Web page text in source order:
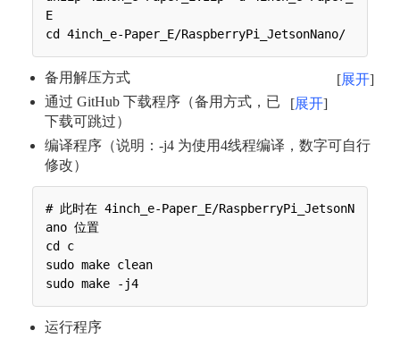
E
展开
备用解压方式
展开
通过 GitHub 下载程序（备用方式，已
下载可跳过）
编译程序（说明：-j4 为使用4线程编译，数字可自行
修改）
# 此时在 4inch_e-Paper_E/RaspberryPi_JetsonN
ano 位置
cd c
sudo make clean
运行程序